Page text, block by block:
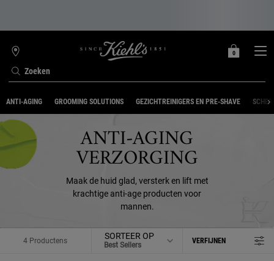
Zoeken
WINKELZOEKER
MIJN
0
0 PRODUCT
ANTI-AGING GROOMING SOLUTIONS GEZICHTREINIGERS EN PRE-SHAVE
ANTI-AGING
VERZORGING
Maak de huid glad, versterk en lift met
krachtige anti-age producten voor
mannen.
4 Productens SORTEER OP VERFIJNEN
FILTERMENU